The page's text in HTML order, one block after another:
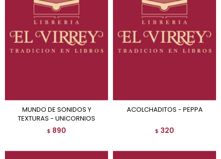
MUNDO DE SONIDOS Y
TEXTURAS - UNICORNIOS
$ 890
ACOLCHADITOS - PEPPA
$ 320